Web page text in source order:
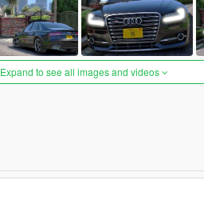
Expand to see all images and videos